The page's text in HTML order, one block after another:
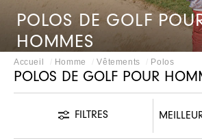
POLOS DE GOLF
HOMMES
Accueil Homme Vêtements Polos
POLOS DE GOLF POUR
FILTRES